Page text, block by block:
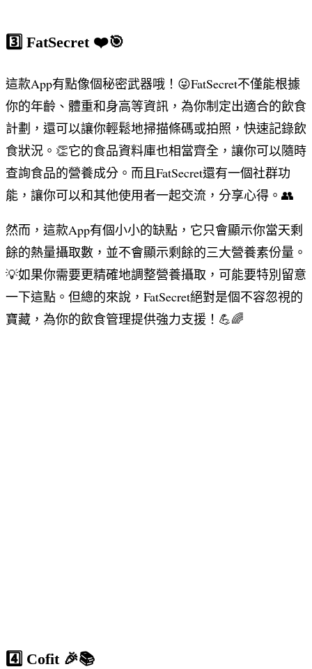
3️⃣ FatSecret ❤️🎯
這款App有點像個秘密武器哦！😜FatSecret不僅能根據
你的年齡、體重和身高等資訊，為你制定出適合的飲食
計劃，還可以讓你輕鬆地掃描條碼或拍照，快速記錄飲
食狀況。👏它的食品資料庫也相當齊全，讓你可以隨時
查詢食品的營養成分。而且FatSecret還有一個社群功
能，讓你可以和其他使用者一起交流，分享心得。👥
然而，這款App有個小小的缺點，它只會顯示你當天剩
餘的熱量攝取數，並不會顯示剩餘的三大營養素份量。
💡如果你需要更精確地調整營養攝取，可能要特別留意
一下這點。但總的來說，FatSecret絕對是個不容忽視的
寶藏，為你的飲食管理提供強力支援！💪🌈
4️⃣ Cofit 🎉📚